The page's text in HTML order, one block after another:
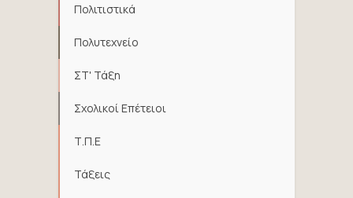
Πολιτιστικά
Πολυτεχνείο
ΣΤ' Τάξη
Σχολικοί Επέτειοι
Τ.Π.Ε
Τάξεις